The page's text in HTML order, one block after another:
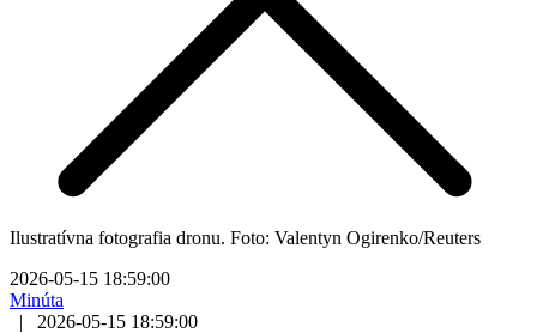
Ilustratívna fotografia dronu. Foto: Valentyn Ogirenko/Reuters
2026-05-15 18:59:00
Minúta
|
2026-05-15 18:59:00